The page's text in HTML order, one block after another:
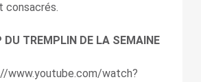
consacrés.
DU TREMPLIN DE LA SEMAINE
www.youtube.com/watch?